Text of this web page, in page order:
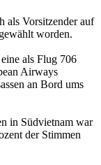
als Vorsitzender auf
worden.
als Flug 706
Airways
an Bord ums
in Südvietnam war
der Stimmen